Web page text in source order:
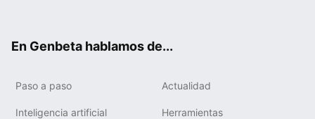
En Genbeta hablamos de...
Paso a paso Actualidad
Inteligencia artificial Herramientas